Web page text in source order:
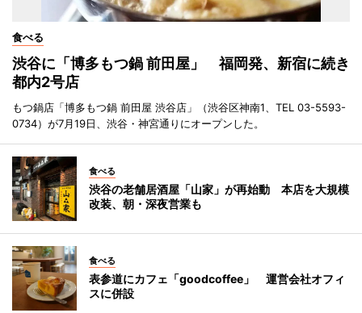
食べる
渋谷に「博多もつ鍋 前田屋」 福岡発、新宿に続き
都内2号店
もつ鍋店「博多もつ鍋 前田屋 渋谷店」（渋谷区神南1、TEL 03-5593-
0734）が7月19日、渋谷・神宮通りにオープンした。
食べる
渋谷の老舗居酒屋「山家」が再始動 本店を大規模
改装、朝・深夜営業も
食べる
表参道にカフェ「goodcoffee」 運営会社オフィ
スに併設